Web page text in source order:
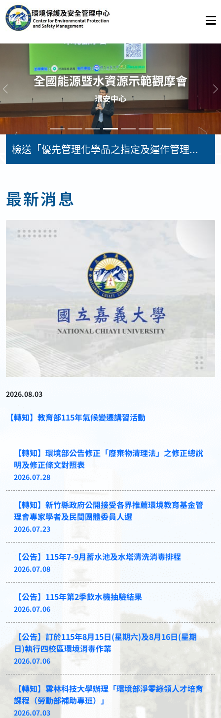
全國能源暨水資源示範觀摩會
環安中心
職業安全衛生在職教育訓練
環安中心
上一則
檢送「優先管理化學品之指定及運作管理辦法」 修正條文
最新消息
2026.08.03
【轉知】教育部115年氣候變遷講習活動
【轉知】環境部公告修正「廢棄物清理法」之修正總說
明及修正條文對照表
2026.07.28
【轉知】新竹縣政府公開接受各界推薦環境教育基金管
理會專家學者及民間團體委員人選
2026.07.23
【公告】115年7-9月蓄水池及水塔清洗消毒排程
2026.07.08
【公告】115年第2季飲水機抽驗結果
2026.07.06
【公告】訂於115年8月15日(星期六)及8月16日(星期
日)執行四校區環境消毒作業
2026.07.06
【轉知】雲林科技大學辦理「環境部淨零綠領人才培育
課程（勞動部補助專班）」
2026.07.03